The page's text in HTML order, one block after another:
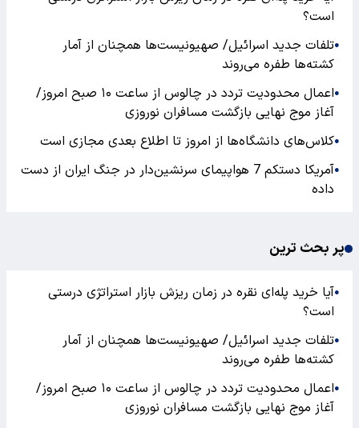
است؟
●تلفات جدید اسرائیل/ صهیونیست‌ها همچنان از آمار
کشته‌ها طفره می‌روند
●
اعمال محدودیت تردد در چالوس از ساعت ۱۰ صبح امروز/
آغاز موج نهایی بازگشت مسافران نوروزی
●کلاس‌های دانشگاه‌ها از امروز تا اطلاع بعدی مجازی است
●
آمریکا دستکم 7 هواپیمای سرنشین‌دار در جنگ ایران از دست
داده
پر بحث ترین
●آیا خرید پله‌ای نقره در زمان ریزش بازار استراتژی درستی
است؟
●تلفات جدید اسرائیل/ صهیونیست‌ها همچنان از آمار
کشته‌ها طفره می‌روند
●
اعمال محدودیت تردد در چالوس از ساعت ۱۰ صبح امروز/
آغاز موج نهایی بازگشت مسافران نوروزی